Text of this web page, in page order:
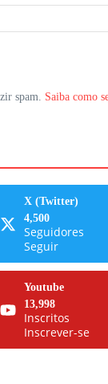
spam. Saiba como
X (Twitter)
4,500
Seguidores
Seguir
Youtube
13,998
Inscritos
Inscrever-se